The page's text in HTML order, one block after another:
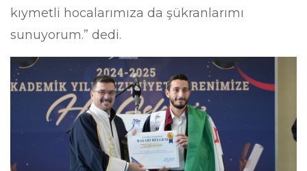
kıymetli hocalarımıza da şükranlarımı
sunuyorum.” dedi.